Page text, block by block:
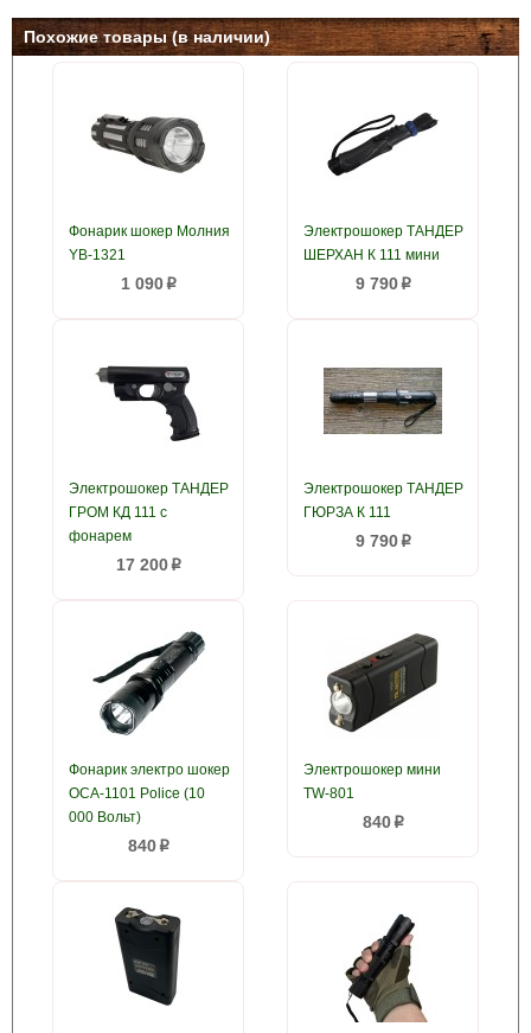
Похожие товары (в наличии)
Фонарик шокер Молния
YB-1321
1 090p
Электрошокер ТАНДЕР
ШЕРХАН К 111 мини
9 790p
Электрошокер ТАНДЕР
ГРОМ КД 111 с
фонарем
17 200p
Электрошокер ТАНДЕР
ГЮРЗА К 111
9 790p
Фонарик электро шокер
ОСА-1101 Police (10
000 Вольт)
840p
Электрошокер мини
TW-801
840p